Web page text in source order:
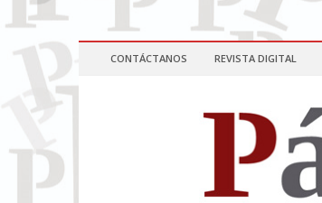
CONTÁCTANOS REVISTA DIGITAL